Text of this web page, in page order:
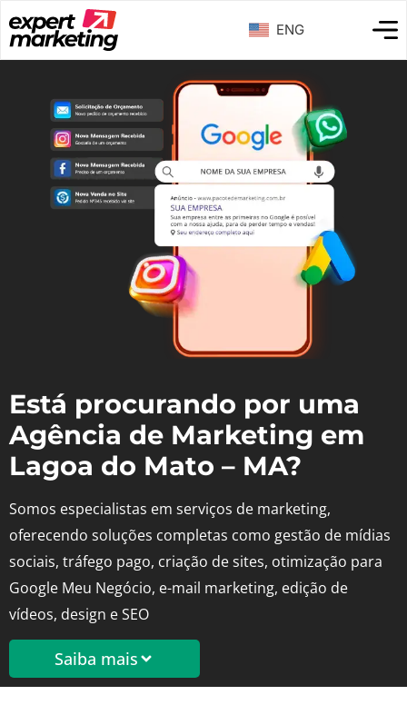
ENG
Está procurando por uma
Agência de Marketing em
Lagoa do Mato – MA?
Somos especialistas em serviços de marketing,
oferecendo soluções completas como gestão de mídias
sociais, tráfego pago, criação de sites, otimização para
Google Meu Negócio, e-mail marketing, edição de
vídeos, design e SEO
Saiba mais